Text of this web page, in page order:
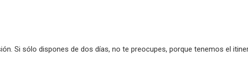
Si sólo dispones de dos días, no te preocupes, porque tenemos el